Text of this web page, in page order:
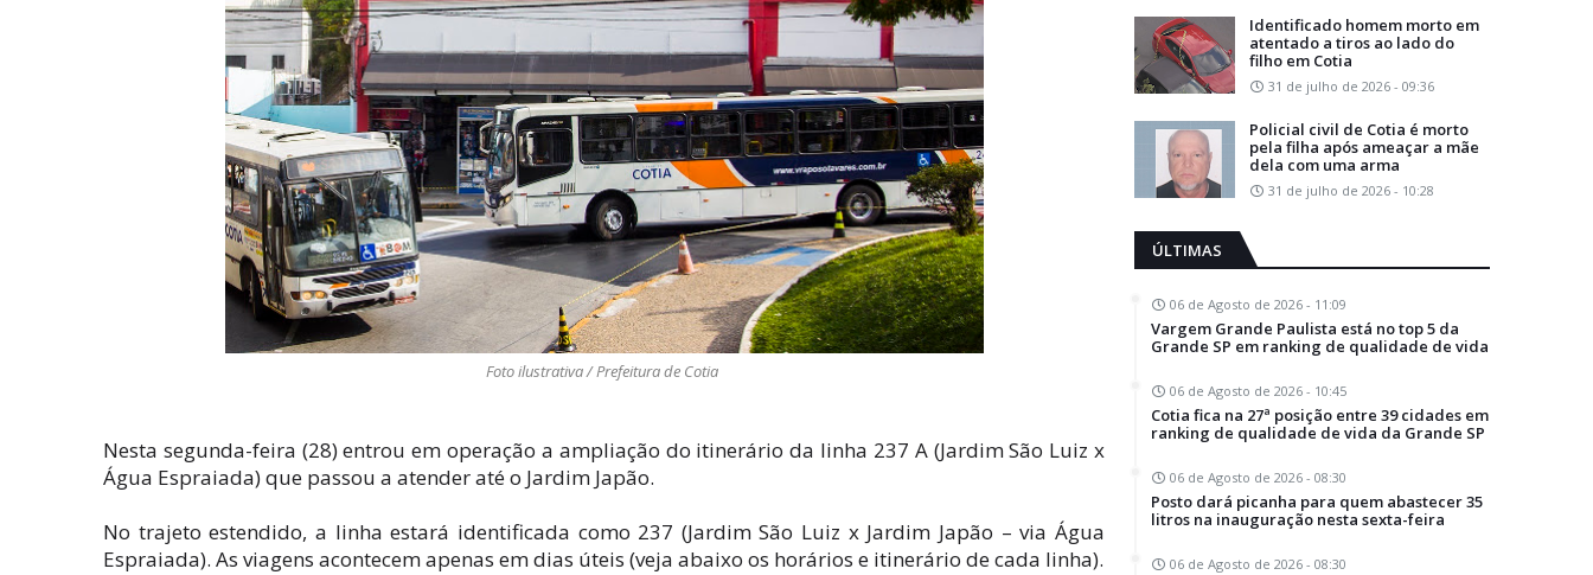
Foto ilustrativa / Prefeitura de Cotia
Nesta segunda-feira (28) entrou em operação a ampliação do itinerário da linha 237 A (Jardim São Luiz x
Água Espraiada) que passou a atender até o Jardim Japão.
No trajeto estendido, a linha estará identificada como 237 (Jardim São Luiz x Jardim Japão – via Água
Espraiada). As viagens acontecem apenas em dias úteis (veja abaixo os horários e itinerário de cada linha).
Identificado homem morto em
atentado a tiros ao lado do
filho em Cotia
31 de julho de 2026 - 09:36
Policial civil de Cotia é morto
pela filha após ameaçar a mãe
dela com uma arma
31 de julho de 2026 - 10:28
ÚLTIMAS
06 de Agosto de 2026 - 11:09
Vargem Grande Paulista está no top 5 da
Grande SP em ranking de qualidade de vida
06 de Agosto de 2026 - 10:45
Cotia fica na 27ª posição entre 39 cidades em
ranking de qualidade de vida da Grande SP
06 de Agosto de 2026 - 08:30
Posto dará picanha para quem abastecer 35
litros na inauguração nesta sexta-feira
06 de Agosto de 2026 - 08:30